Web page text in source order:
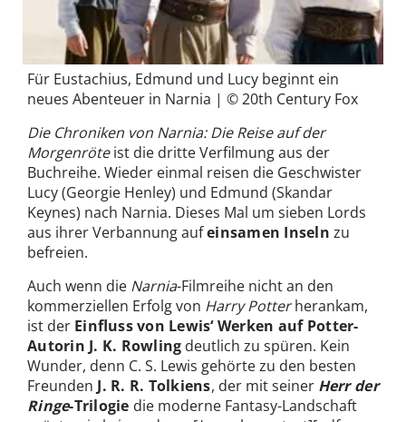
Für Eustachius, Edmund und Lucy beginnt ein
neues Abenteuer in Narnia | © 20th Century Fox
Die Chroniken von Narnia: Die Reise auf der
Morgenröteist die dritte Verfilmung aus der
Buchreihe. Wieder einmal reisen die Geschwister
Lucy (Georgie Henley) und Edmund (Skandar
Keynes) nach Narnia. Dieses Mal um sieben Lords
aus ihrer Verbannung aufeinsamen Inseln zu
befreien.
Auch wenn die Narnia-Filmreihe nicht an den
kommerziellen Erfolg von Harry Potterherankam,
ist der Einfluss von Lewis‘ Werken auf Potter-
Autorin J. K. Rowling deutlich zu spüren. Kein
Wunder, denn C. S. Lewis gehörte zu den besten
Freunden J. R. R. Tolkiens, der mit seiner Herr der
Ringe-Trilogie die moderne Fantasy-Landschaft